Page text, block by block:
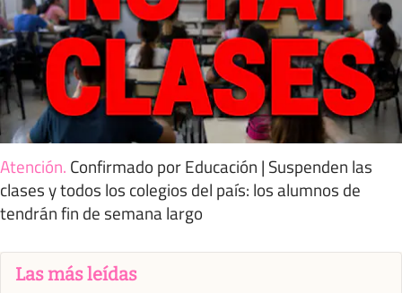
Atención. Confirmado por Educación | Suspenden las
clases y todos los colegios del país: los alumnos de
tendrán fin de semana largo
Las más leídas